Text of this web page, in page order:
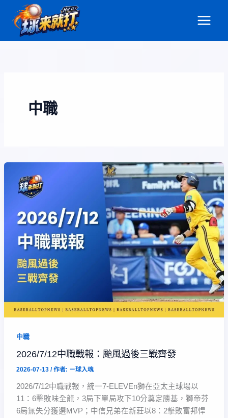
中職
中職
2026/7/12中職戰報：颱風過後三戰齊發
2026-07-13 / 作者: ㄧ球入魂
2026/7/12中職戰報，統一7-ELEVEn獅在亞太主球場以
11：6擊敗味全龍，3局下單局攻下10分奠定勝基，獅帝芬
6局無失分獲選MVP；中信兄弟在新莊以8：2擊敗富邦悍